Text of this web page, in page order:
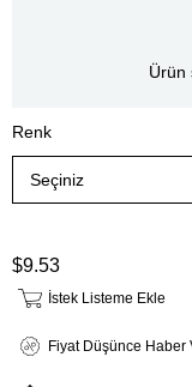
Ürün
Renk
$9.53
İstek Listeme Ekle
Fiyat Düşünce Haber